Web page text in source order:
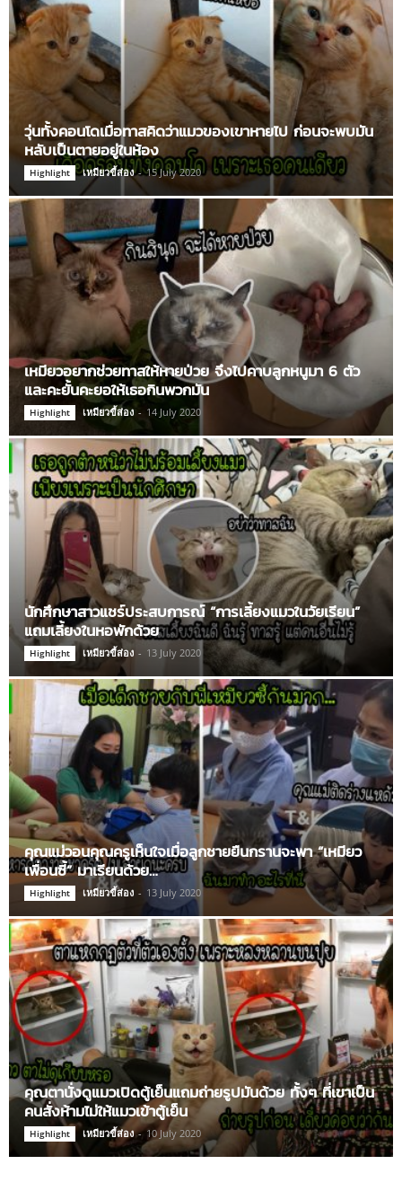
วุ่นทั้งคอนโดเมื่อทาสคิดว่าแมวของเขาหายไป ก่อนจะพบมัน
หลับเป็นตายอยู่ในห้อง
Highlight เหมียวขี้ส่อง - 15 July 2020
เหมียวอยากช่วยทาสให้หายป่วย จึงไปคาบลูกหนูมา 6 ตัว
และคะยั้นคะยอให้เธอกินพวกมัน
Highlight เหมียวขี้ส่อง - 14 July 2020
นักศึกษาสาวแชร์ประสบการณ์ “การเลี้ยงแมวในวัยเรียน”
แถมเลี้ยงในหอพักด้วย
Highlight เหมียวขี้ส่อง - 13 July 2020
คุณแม่วอนคุณครูเห็นใจเมื่อลูกชายยืนกรานจะพา “เหมียว
เพื่อนซี้” มาเรียนด้วย…
Highlight เหมียวขี้ส่อง - 13 July 2020
คุณตานั่งดูแมวเปิดตู้เย็นแถมถ่ายรูปมันด้วย ทั้งๆ ที่เขาเป็น
คนสั่งห้ามไม่ให้แมวเข้าตู้เย็น
Highlight เหมียวขี้ส่อง - 10 July 2020